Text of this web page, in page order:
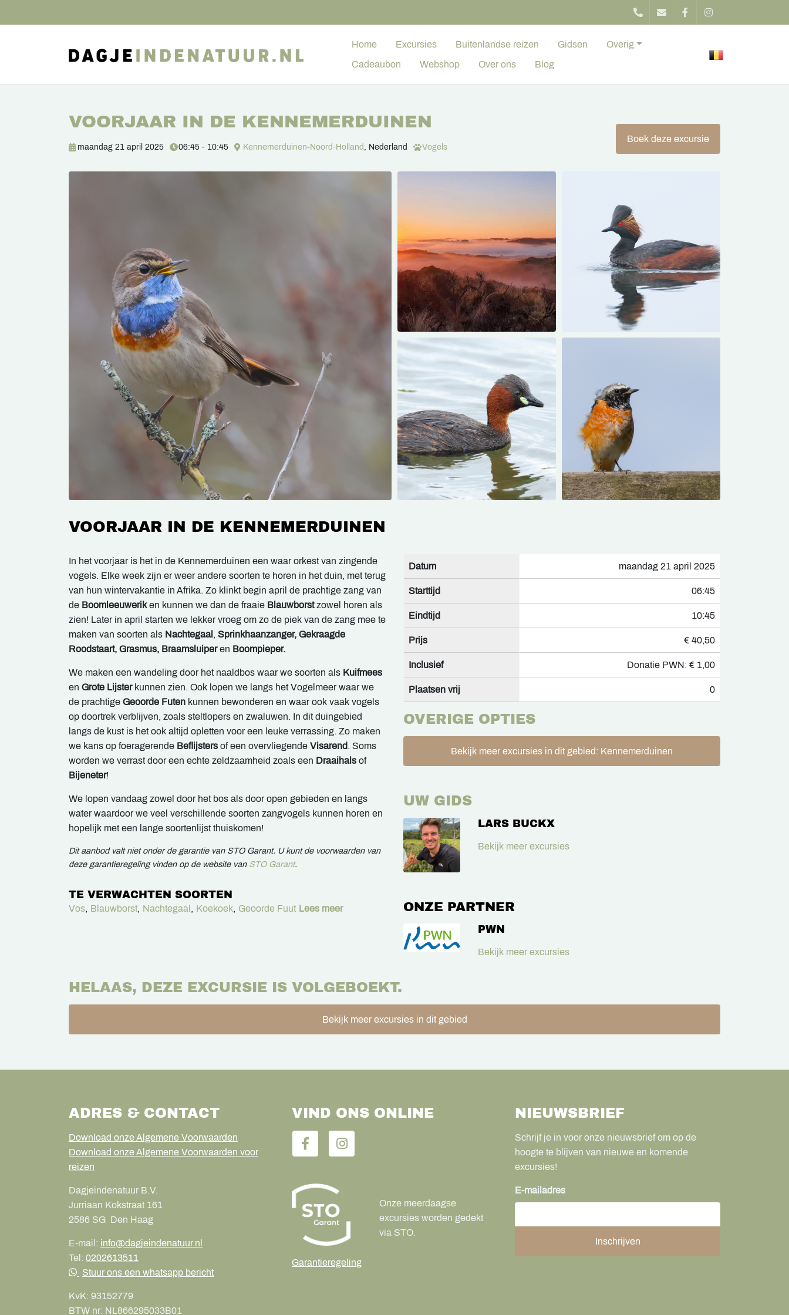
Home Excursies Buitenlandse reizen Gidsen Overig
Cadeaubon Webshop Over ons Blog
VOORJAAR IN DE KENNEMERDUINEN
maandag 21 april 2025 06:45 - 10:45 Kennemerduinen-Noord-Holland , Nederland Vogels
Boek deze excursie
VOORJAAR IN DE KENNEMERDUINEN
In het voorjaar is het in de Kennemerduinen een waar orkest van zingende
vogels. Elke week zijn er weer andere soorten te horen in het duin, met terug
van hun wintervakantie in Afrika. Zo klinkt begin april de prachtige zang van
de Boomleeuweriken kunnen we dan de fraaie Blauwborstzowel horen als
zien! Later in april starten we lekker vroeg om zo de piek van de zang mee te
maken van soorten als Nachtegaal , Sprinkhaanzanger, Gekraagde
Roodstaart, Grasmus, Braamsluiperen Boompieper.
We maken een wandeling door het naaldbos waar we soorten als Kuifmees
en Grote Lijsterkunnen zien. Ook lopen we langs het Vogelmeer waar we
de prachtige Geoorde Futen kunnen bewonderen en waar ook vaak vogels
op doortrek verblijven, zoals steltlopers en zwaluwen. In dit duingebied
langs de kust is het ook altijd opletten voor een leuke verrassing. Zo maken
we kans op foeragerende Beflijsters of een overvliegende Visarend. Soms
worden we verrast door een echte zeldzaamheid zoals een Draaihals of
Bijeneter!
We lopen vandaag zowel door het bos als door open gebieden en langs
water waardoor we veel verschillende soorten zangvogels kunnen horen en
hopelijk met een lange soortenlijst thuiskomen!
Dit aanbod valt niet onder de garantie van STO Garant. U kunt de voorwaarden van
deze garantieregeling vinden op de website van STO Garant.
TE VERWACHTEN SOORTEN
Vos, Blauwborst, Nachtegaal , Koekoek, Geoorde Fuut Lees meer
Datum maandag 21 april 2025
Starttijd 06:45
Eindtijd 10:45
Prijs € 40,50
Inclusief Donatie PWN: € 1,00
Plaatsen vrij 0
OVERIGE OPTIES
Bekijk meer excursies in dit gebied: Kennemerduinen
UW GIDS
LARS BUCKX
Bekijk meer excursies
ONZE PARTNER
PWN
Bekijk meer excursies
HELAAS, DEZE EXCURSIE IS VOLGEBOEKT.
Bekijk meer excursies in dit gebied
ADRES & CONTACT
Download onze Algemene Voorwaarden
Download onze Algemene Voorwaarden voor
reizen
Dagjeindenatuur B.V.
Jurriaan Kokstraat 161
2586 SG Den Haag
E-mail: info@dagjeindenatuur.nl
Tel: 0202613511
Stuur ons een whatsapp bericht
KvK: 93152779
BTW nr: NL866295033B01
VIND ONS ONLINE
Garantieregeling
Onze meerdaagse
excursies worden gedekt
via STO.
NIEUWSBRIEF
Schrijf je in voor onze nieuwsbrief om op de
hoogte te blijven van nieuwe en komende
excursies!
E-mailadres